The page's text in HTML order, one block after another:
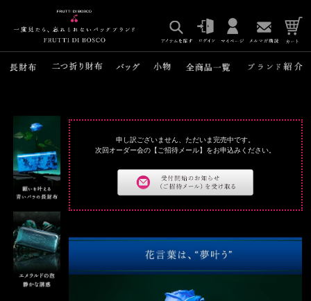
申し訳ございません、ただいま完売中です。
次回オーダー会の【ご招待メール】をお申込みください。